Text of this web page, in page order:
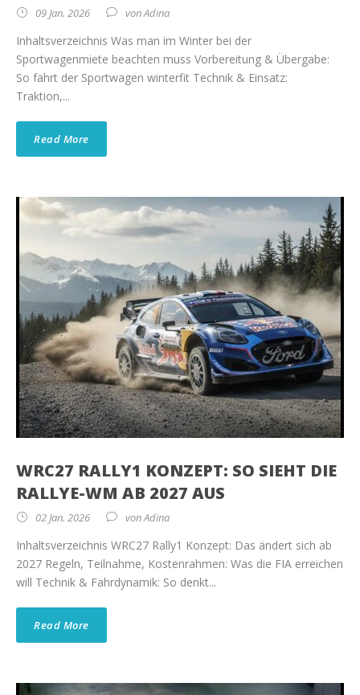
09 Jan. 2026 vonAdina
Inhaltsverzeichnis Was man im Winter bei der
Sportwagenmiete beachten muss Vorbereitung & Übergabe:
So fährt der Sportwagen winterfit Technik & Einsatz:
Traktion,...
Read More
WRC27 RALLY1 KONZEPT: SO SIEHT DIE
RALLYE-WM AB 2027 AUS
02 Jan. 2026 vonAdina
Inhaltsverzeichnis WRC27 Rally1 Konzept: Das ändert sich ab
2027 Regeln, Teilnahme, Kostenrahmen: Was die FIA erreichen
will Technik & Fahrdynamik: So denkt...
Read More